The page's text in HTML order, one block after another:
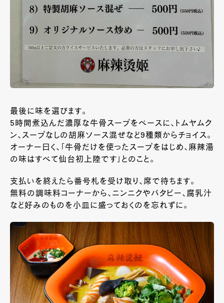
最後に味を選びます。
5時間煮込んだ濃厚な牛骨スープをベースに、トムヤムク
ン、スープなしの胡麻ソース混ぜなど9種類からチョイス。
オーナー曰く、「牛骨だけを使ったスープをはじめ、麻辣湯
の味はすべて仙台初上陸です」とのこと。
支払いを終えたら番号札を受け取り、席で待ちます。
無料の調味料コーナーから、ニンニクやバタピー、腐乳汁
など好みのものを小皿に盛っておくのを忘れずに。